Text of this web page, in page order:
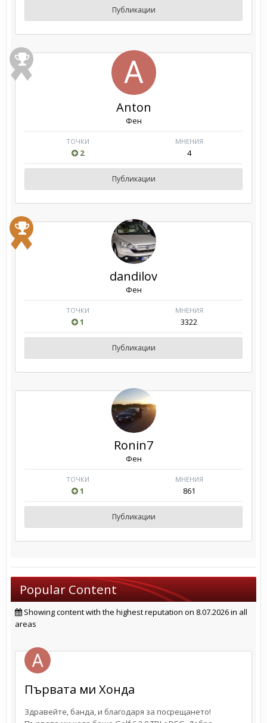
Публикации
Anton
Фен
ТОЧКИ
2
МНЕНИЯ
4
Публикации
dandilov
Фен
ТОЧКИ
1
МНЕНИЯ
3322
Публикации
Ronin7
Фен
ТОЧКИ
1
МНЕНИЯ
861
Публикации
Popular Content
Showing content with the highest reputation on 8.07.2026 in all
areas
Първата ми Хонда
Здравейте, банда, и благодаря за посрещането!